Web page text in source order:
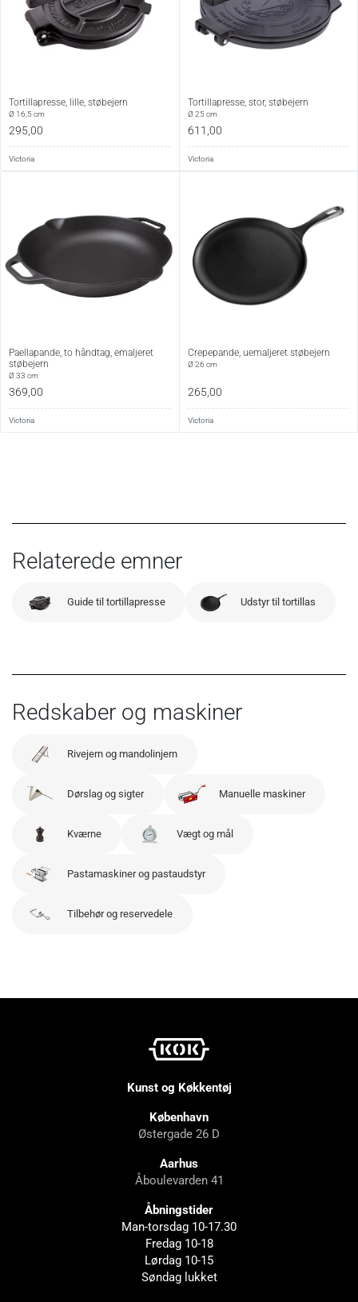
Tortillapresse, lille, støbejern
Ø 16,5 cm
295,00
Victoria
Tortillapresse, stor, støbejern
Ø 25 cm
611,00
Victoria
Paellapande, to håndtag, emaljeret
støbejern
Ø 33 cm
369,00
Victoria
Crepepande, uemaljeret støbejern
Ø 26 cm
265,00
Victoria
Relaterede emner
Guide til tortillapresse Udstyr til tortillas
Redskaber og maskiner
Rivejern og mandolinjern
Dørslag og sigter Manuelle maskiner
Kværne Vægt og mål
Pastamaskiner og pastaudstyr
Tilbehør og reservedele
Kunst og Køkkentøj
København
Østergade 26 D
Aarhus
Åboulevarden 41
Åbningstider
Man-torsdag 10-17.30
Fredag 10-18
Lørdag 10-15
Søndag lukket